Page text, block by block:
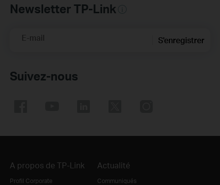
Newsletter TP-Link
E-mail S'enregistrer
Suivez-nous
A propos de TP-Link
Profil Corporate
Actualité
Communiqués